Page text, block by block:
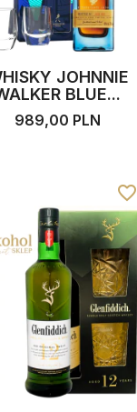
JOHNNIE
BLUE...
989,00 PLN
favorite_border